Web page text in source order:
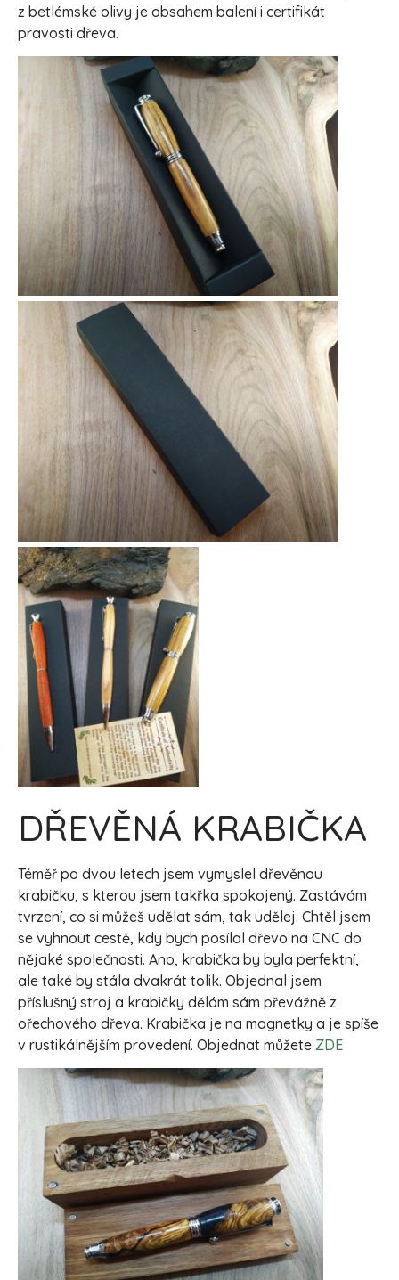
z betlémské olivy je obsahem balení i certifikát
pravosti dřeva.
DŘEVĚNÁ KRABIČKA
Téměř po dvou letech jsem vymyslel dřevěnou
krabičku, s kterou jsem takřka spokojený. Zastávám
tvrzení, co si můžeš udělat sám, tak udělej. Chtěl jsem
se vyhnout cestě, kdy bych posílal dřevo na CNC do
nějaké společnosti. Ano, krabička by byla perfektní,
ale také by stála dvakrát tolik. Objednal jsem
příslušný stroj a krabičky dělám sám převážně z
ořechového dřeva. Krabička je na magnetky a je spíše
v rustikálnějším provedení. Objednat můžete ZDE